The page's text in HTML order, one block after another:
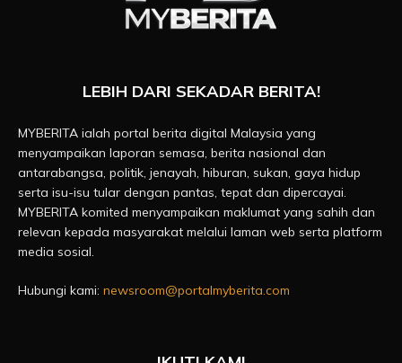
LEBIH DARI SEKADAR BERITA!
MYBERITA ialah portal berita digital Malaysia yang
menyampaikan laporan semasa, berita nasional dan
antarabangsa, politik, jenayah, hiburan, sukan, gaya hidup
serta isu-isu tular dengan pantas, tepat dan dipercayai.
MYBERITA komited menyampaikan maklumat yang sahih dan
relevan kepada masyarakat melalui laman web serta platform
media sosial.
Hubungi kami: newsroom@portalmyberita.com